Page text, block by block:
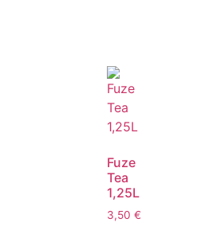
Fuze
Tea
1,25L
3,50 €